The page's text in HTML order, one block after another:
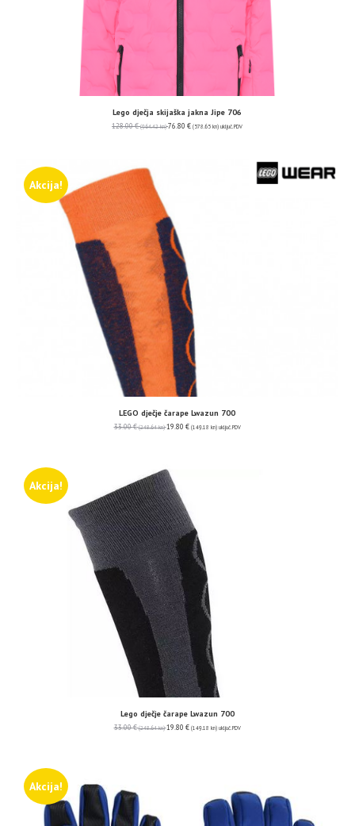
Lego dječja skijaška jakna Jipe 706
128.00€ (964.42 kn) 76.80 € (578.65 kn) uključ. PDV
Akcija!
LEGO dječje čarape Lwazun 700
33.00€ (248.64 kn) 19.80 € (149.18 kn) uključ. PDV
Akcija!
Lego dječje čarape Lwazun 700
33.00€ (248.64 kn) 19.80 € (149.18 kn) uključ. PDV
Akcija!